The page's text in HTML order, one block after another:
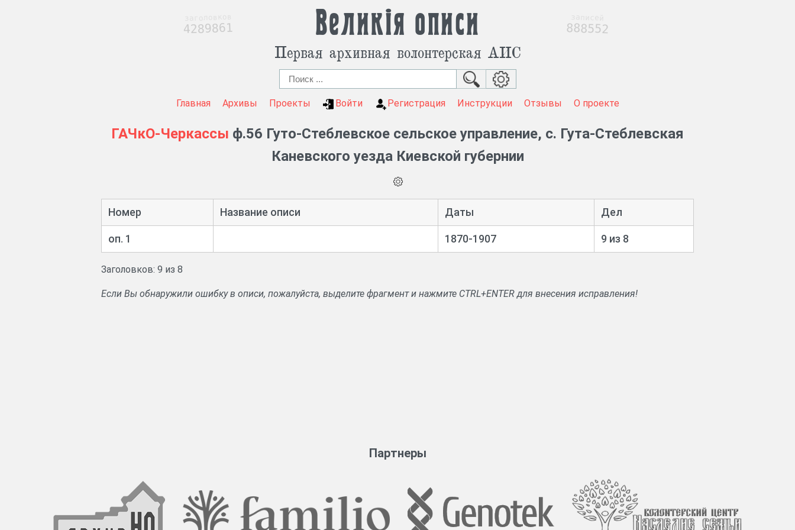
Великія описи
Первая архивная волонтерская АИС
Главная Архивы Проекты Войти Регистрация Инструкции Отзывы О проекте
ГАЧкО-Черкассы ф.56 Гуто-Стеблевское сельское управление, с. Гута-Стеблевская
Каневского уезда Киевской губернии
Номер Название описи Даты Дел
оп. 1 1870-1907 9 из 8
Заголовков: 9 из 8
Если Вы обнаружили ошибку в описи, пожалуйста, выделите фрагмент и нажмите CTRL+ENTER для внесения исправления!
Партнеры
4289861 888552